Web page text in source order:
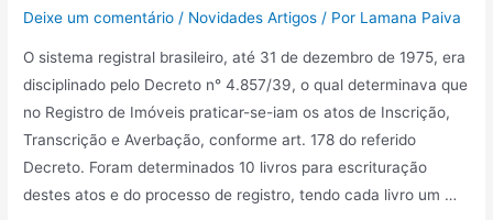
Deixe um comentário / Novidades Artigos / Por Lamana Paiva
O sistema registral brasileiro, até 31 de dezembro de 1975, era
disciplinado pelo Decreto n° 4.857/39, o qual determinava que
no Registro de Imóveis praticar-se-iam os atos de Inscrição,
Transcrição e Averbação, conforme art. 178 do referido
Decreto. Foram determinados 10 livros para escrituração
destes atos e do processo de registro, tendo cada livro um …